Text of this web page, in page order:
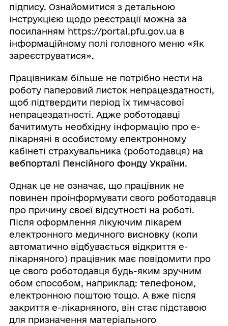
підпису. Ознайомитися з детальною
інструкцією щодо реєстрації можна за
посиланням https://portal.pfu.gov.ua в
інформаційному полі головного меню «Як
зареєструватися».
Працівникам більше не потрібно нести на
роботу паперовий листок непрацездатності,
щоб підтвердити період їх тимчасової
непрацездатності. Адже роботодавці
бачитимуть необхідну інформацію про е-
лікарняні в особистому електронному
кабінеті страхувальника (роботодавця) на
вебпорталі Пенсійного фонду України.
Однак це не означає, що працівник не
повинен проінформувати свого роботодавця
про причину своєї відсутності на роботі.
Після оформлення лікуючим лікарем
електронного медичного висновку (коли
автоматично відбувається відкриття е-
лікарняного) працівник має повідомити про
це свого роботодавця будь-яким зручним
обом способом, наприклад: телефоном,
електронною поштою тощо. А вже після
закриття е-лікарняного, він стає підставою
для призначення матеріального